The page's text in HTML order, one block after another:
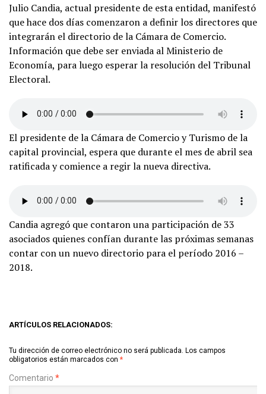
Julio Candia, actual presidente de esta entidad, manifestó
que hace dos días comenzaron a definir los directores que
integrarán el directorio de la Cámara de Comercio.
Información que debe ser enviada al Ministerio de
Economía, para luego esperar la resolución del Tribunal
Electoral.
El presidente de la Cámara de Comercio y Turismo de la
capital provincial, espera que durante el mes de abril sea
ratificada y comience a regir la nueva directiva.
Candia agregó que contaron una participación de 33
asociados quienes confían durante las próximas semanas
contar con un nuevo directorio para el período 2016 –
2018.
ARTÍCULOS RELACIONADOS:
Tu dirección de correo electrónico no será publicada. Los campos
obligatorios están marcados con *
Comentario *